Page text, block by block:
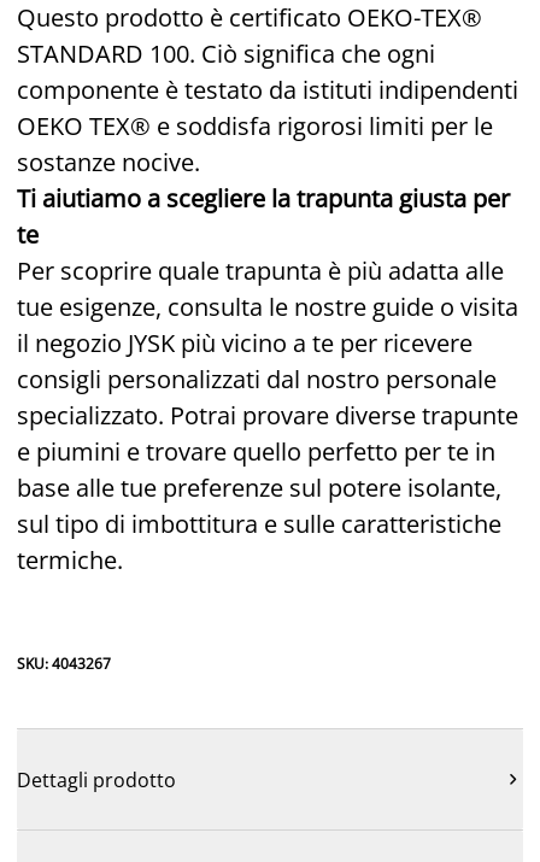
Questo prodotto è certificato OEKO-TEX®
STANDARD 100. Ciò significa che ogni
componente è testato da istituti indipendenti
OEKO TEX® e soddisfa rigorosi limiti per le
sostanze nocive.
Ti aiutiamo a scegliere la trapunta giusta per
te
Per scoprire quale trapunta è più adatta alle
tue esigenze, consulta le nostre guide o visita
il negozio JYSK più vicino a te per ricevere
consigli personalizzati dal nostro personale
specializzato. Potrai provare diverse trapunte
e piumini e trovare quello perfetto per te in
base alle tue preferenze sul potere isolante,
sul tipo di imbottitura e sulle caratteristiche
termiche.
SKU: 4043267
Dettagli prodotto 